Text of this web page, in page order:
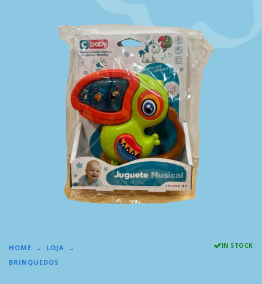
HOME
LOJA
BRINQUEDOS
IN STOCK